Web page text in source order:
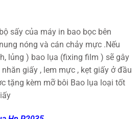
sấy của máy in bao bọc bên
nóng và cán chảy mực .Nếu
lủng ) bao lụa (fixing film ) sẽ gây
giấy , lem mực , kẹt giấy ở đầu
tặng kèm mỡ bôi Bao lụa loại tốt